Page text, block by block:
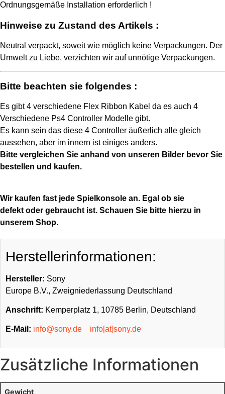
Ordnungsgemäße Installation erforderlich !
Hinweise zu Zustand des Artikels :
Neutral verpackt, soweit wie möglich keine Verpackungen. Der
Umwelt zu Liebe, verzichten wir auf unnötige Verpackungen.
Bitte beachten sie folgendes :
Es gibt 4 verschiedene Flex Ribbon Kabel da es auch 4
Verschiedene Ps4 Controller Modelle gibt.
Es kann sein das diese 4 Controller äußerlich alle gleich
aussehen, aber im innern ist einiges anders.
Bitte vergleichen Sie anhand von unseren Bilder bevor Sie
bestellen und kaufen.
Wir kaufen fast jede Spielkonsole an. Egal ob sie
defekt oder gebraucht ist. Schauen Sie bitte hierzu in
unserem Shop.
Herstellerinformationen:
Hersteller: Sony
Europe B.V., Zweigniederlassung Deutschland
Anschrift: Kemperplatz 1, 10785 Berlin, Deutschland
E-Mail: info@sony.de info[at]sony.de
Zusätzliche Informationen
Gewicht